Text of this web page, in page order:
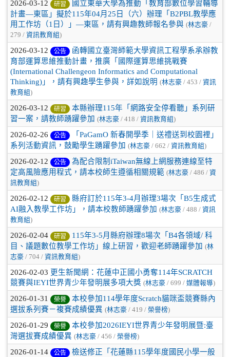
2026-03-12 研習
國立東華大學為推動「教育部數位學習輔導
計畫—東區」擬於115年04月25日（六）辦理「B2PBL教學應
用工作坊（1日）」—東區，請有興趣教師報名參與 (林志豪 /
279 / 資訊教育組)
2026-03-12 公告
函轉國立臺灣師範大學資訊工程學系承辦教
育部運算思維推動計畫，推廣「國際運算思維挑戰賽
(International Challengeon Informatics and Computational
Thinking)」，請有興趣學生參與，詳如說明 (林志豪 / 453 / 資訊
教育組)
2026-03-12 研習
本縣辦理115年「網路安全停看聽」系列研
習一案，請教師踴躍參加 (林志豪 / 418 / 資訊教育組)
2026-02-26 公告
「PaGamO 新春開學季｜送禮送到校園裡」
系列活動資訊，鼓勵學生踴躍參加 (林志豪 / 662 / 資訊教育組)
2026-02-12 公告
為配合限制iTaiwan無線上網服務連線至特
定高風險應用程式，請本校師生遵循相關規範 (林志豪 / 486 / 資
訊教育組)
2026-02-12 研習
縣府訂於115年3-4月辦理3場次「B5生成式
AI融入教學工作坊」，請本校教師踴躍參加 (林志豪 / 488 / 資訊
教育組)
2026-02-04 研習
115年3-5月縣府辦理8場次「B4各領域/ 科
目、議題數位教學工作坊」線上研習，歡迎老師踴躍參加 (林
志豪 / 704 / 資訊教育組)
2026-02-03 更生新聞網：花蓮中正國小勇奪114年SCRATCH
競賽與IEYI世界青少年發明展多項大獎 (林志豪 / 699 / 媒體報導)
2026-01-31 榮譽
本校參加114學年度Scratch貓咪盃競賽縣內
選拔系列賽－複賽成績優異 (林志豪 / 419 / 榮譽榜)
2026-01-29 榮譽
本校參加2026IEYI世界青少年發明展暨:臺
灣選拔賽成績優異 (林志豪 / 456 / 榮譽榜)
2026-01-14 公告
檢送修正「花蓮縣115學年度國民小學一般